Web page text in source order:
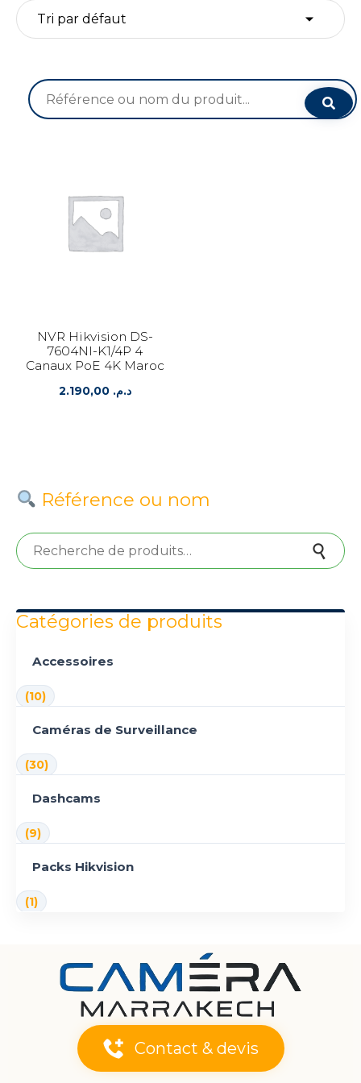
Recherche
pour :
NVR Hikvision DS-
7604NI-K1/4P 4
Canaux PoE 4K Maroc
د.م. 2.190,00
Référence ou nom
Recherche pour :
Catégories de produits
Accessoires
(10)
Caméras de Surveillance
(30)
Dashcams
(9)
Packs Hikvision
(1)
Contact & devis